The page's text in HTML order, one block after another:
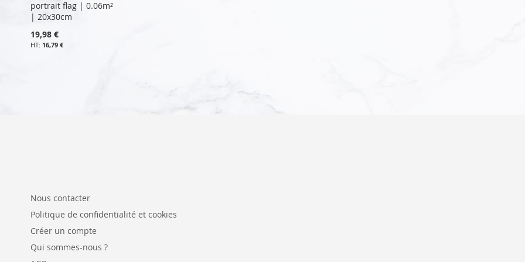
portrait flag | 0.06m²
| 20x30cm
19,98 €
16,79 €
Nous contacter
Politique de confidentialité et cookies
Créer un compte
Qui sommes-nous ?